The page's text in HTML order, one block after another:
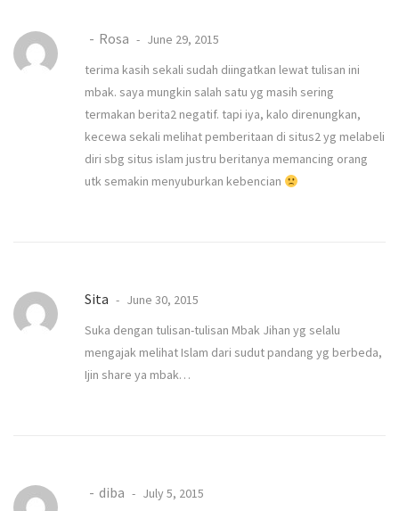
Rosa
June 29, 2015
terima kasih sekali sudah diingatkan lewat tulisan ini
mbak. saya mungkin salah satu yg masih sering
termakan berita2 negatif. tapi iya, kalo direnungkan,
kecewa sekali melihat pemberitaan di situs2 yg melabeli
diri sbg situs islam justru beritanya memancing orang
utk semakin menyuburkan kebencian
Sita
June 30, 2015
Suka dengan tulisan-tulisan Mbak Jihan yg selalu
mengajak melihat Islam dari sudut pandang yg berbeda,
Ijin share ya mbak…
diba
July 5, 2015